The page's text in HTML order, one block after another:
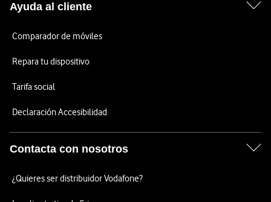
Ayuda al cliente
Comparador de móviles
Repara tu dispositivo
Tarifa social
Declaración Accesibilidad
Contacta con nosotros
¿Quieres ser distribuidor Vodafone?